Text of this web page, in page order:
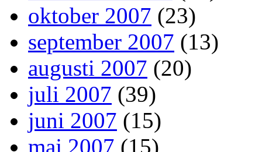
oktober 2007 (23)
september 2007 (13)
augusti 2007 (20)
juli 2007 (39)
juni 2007 (15)
maj 2007 (15)